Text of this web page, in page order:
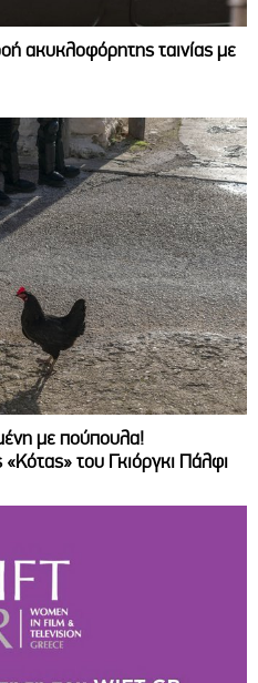
ακυκλοφόρητης ταινίας με
με πούπουλα!
του Γκιόργκι Πάλφι